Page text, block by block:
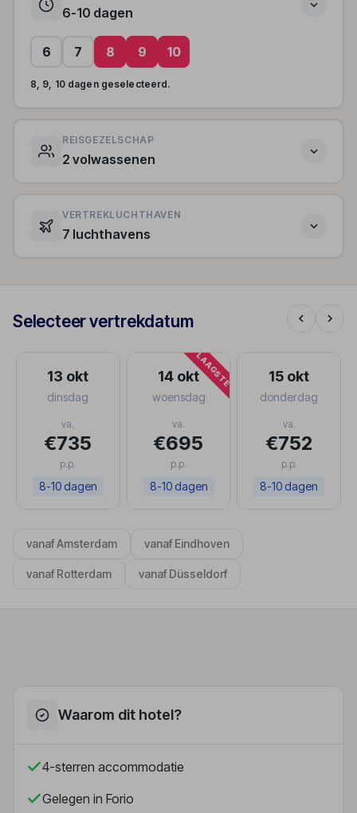
6-10 dagen
6 7 8 9 10
8, 9, 10 dagen geselecteerd.
REISGEZELSCHAP
2 volwassenen
VERTREKLUCHTHAVEN
7 luchthavens
Selecteer vertrekdatum
13 okt
dinsdag
va.
€735
p.p.
8-10 dagen
LAAGSTE
14 okt
woensdag
va.
€695
p.p.
8-10 dagen
15 okt
donderdag
va.
€752
p.p.
8-10 dagen
vanaf Amsterdam vanaf Eindhoven
vanaf Rotterdam vanaf Düsseldorf
Waarom dit hotel?
4-sterren accommodatie
Gelegen in Forio